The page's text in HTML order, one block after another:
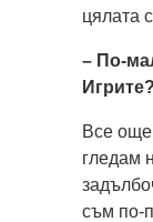
цялата
– По-
Игрите?
Все още
гледам
съм по-